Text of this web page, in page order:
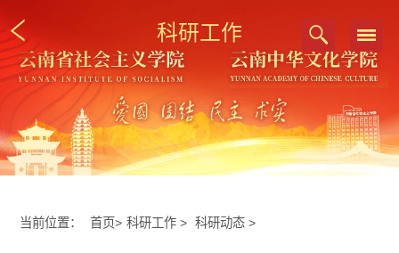
科研工作
当前位置： 首页> 科研工作> 科研动态>